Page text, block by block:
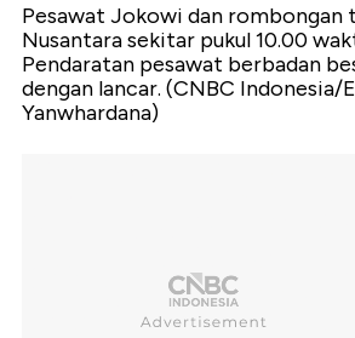
Pesawat Jokowi dan rombongan
Nusantara sekitar pukul 10.00
Pendaratan pesawat berbadan
dengan lancar. (CNBC Indonesia/
Yanwhardana)